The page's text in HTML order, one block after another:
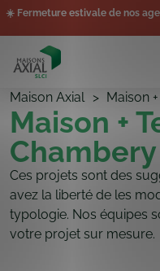
☀️ Fermeture estivale de nos
Maison Axial Maison
Maison +
Chambery
Ces projets sont des
avez la liberté de les
typologie. Nos équipes
votre projet sur mesure.